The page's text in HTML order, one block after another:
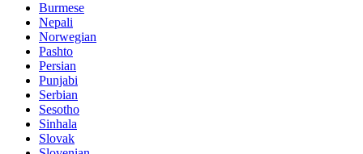
Burmese
Nepali
Norwegian
Pashto
Persian
Punjabi
Serbian
Sesotho
Sinhala
Slovak